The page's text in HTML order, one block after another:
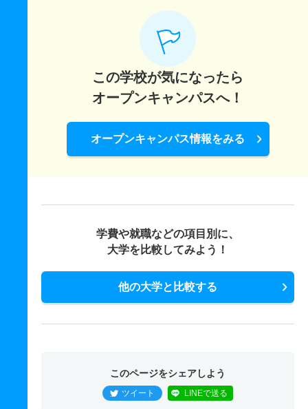
この学校が気になったら
オープンキャンパスへ！
オープンキャンパス情報をみる
学費や就職などの項目別に、
大学を比較してみよう！
他の大学と比較する
このページをシェアしよう
ツイート LINEで送る